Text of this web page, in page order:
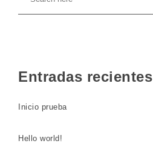
Entradas recientes
Inicio prueba
Hello world!